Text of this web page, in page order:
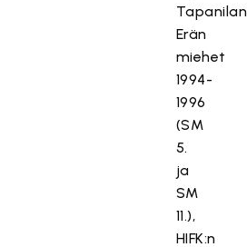
Tapanilan
Erän
miehet
1994-
1996
(SM
5.
ja
SM
11.),
HIFK:n